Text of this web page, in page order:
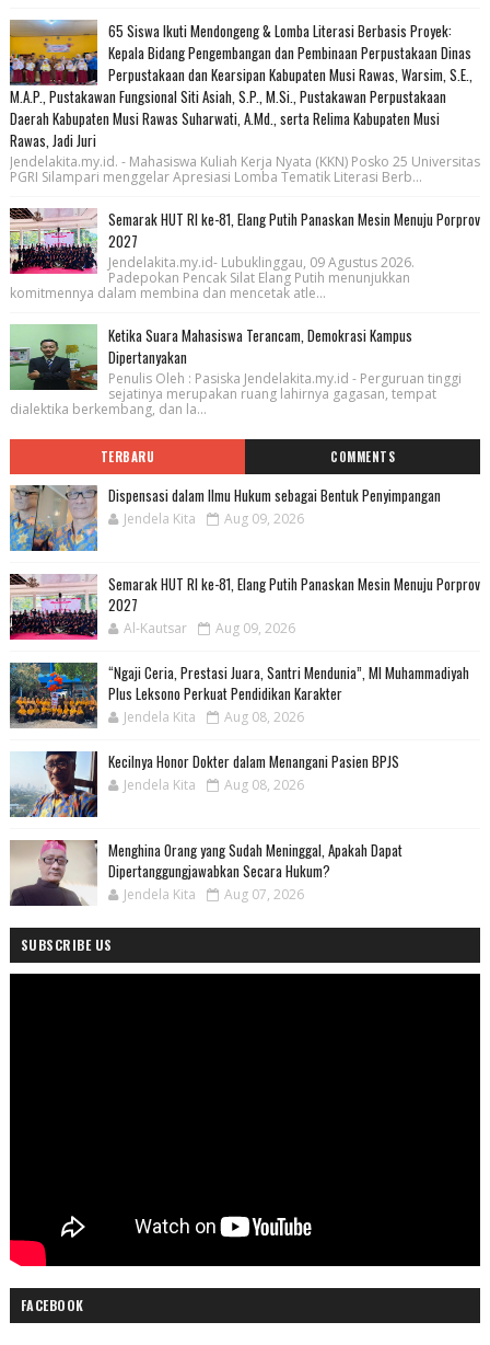
65 Siswa Ikuti Mendongeng & Lomba Literasi Berbasis Proyek:
Kepala Bidang Pengembangan dan Pembinaan Perpustakaan Dinas
Perpustakaan dan Kearsipan Kabupaten Musi Rawas, Warsim, S.E.,
M.A.P., Pustakawan Fungsional Siti Asiah, S.P., M.Si., Pustakawan Perpustakaan
Daerah Kabupaten Musi Rawas Suharwati, A.Md., serta Relima Kabupaten Musi
Rawas, Jadi Juri
Jendelakita.my.id. - Mahasiswa Kuliah Kerja Nyata (KKN) Posko 25 Universitas
PGRI Silampari menggelar Apresiasi Lomba Tematik Literasi Berb...
Semarak HUT RI ke-81, Elang Putih Panaskan Mesin Menuju Porprov
2027
Jendelakita.my.id- Lubuklinggau, 09 Agustus 2026.
Padepokan Pencak Silat Elang Putih menunjukkan
komitmennya dalam membina dan mencetak atle...
Ketika Suara Mahasiswa Terancam, Demokrasi Kampus
Dipertanyakan
Penulis Oleh : Pasiska Jendelakita.my.id - Perguruan tinggi
sejatinya merupakan ruang lahirnya gagasan, tempat
dialektika berkembang, dan la...
TERBARU COMMENTS
Dispensasi dalam Ilmu Hukum sebagai Bentuk Penyimpangan
Jendela Kita Aug 09, 2026
Semarak HUT RI ke-81, Elang Putih Panaskan Mesin Menuju Porprov
2027
Al-Kautsar Aug 09, 2026
“Ngaji Ceria, Prestasi Juara, Santri Mendunia”, MI Muhammadiyah
Plus Leksono Perkuat Pendidikan Karakter
Jendela Kita Aug 08, 2026
Kecilnya Honor Dokter dalam Menangani Pasien BPJS
Jendela Kita Aug 08, 2026
Menghina Orang yang Sudah Meninggal, Apakah Dapat
Dipertanggungjawabkan Secara Hukum?
Jendela Kita Aug 07, 2026
SUBSCRIBE US
FACEBOOK